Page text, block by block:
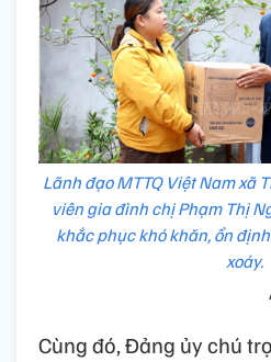
Lãnh đạo MTTQ Việt Nam xã
viên gia đình chị Phạm Thị
khắc phục khó khăn, ổn
xoáy.
Cùng đó, Đảng ủy chú